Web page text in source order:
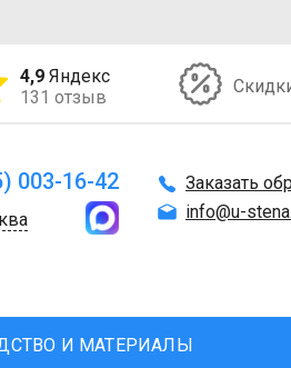
4,9 Яндекс
131 отзыв
003-16-42
Заказать
info@u-
И МАТЕРИАЛЫ